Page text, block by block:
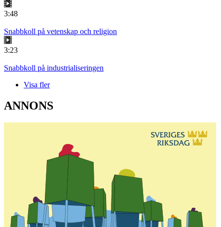
3:48
Snabbkoll på vetenskap och religion
3:23
Snabbkoll på industrialiseringen
Visa fler
ANNONS